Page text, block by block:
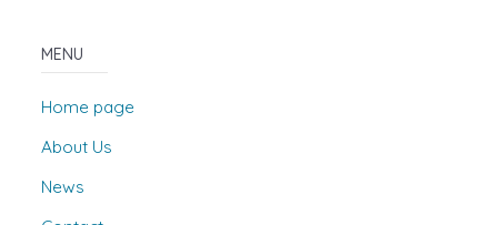
MENU
Home page
About Us
News